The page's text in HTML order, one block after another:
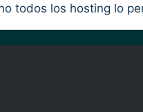
todos los hosting lo